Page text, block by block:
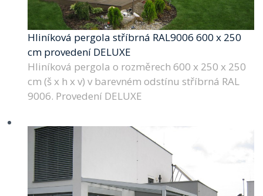
Hliníková pergola stříbrná RAL9006 600 x 250
cm provedení DELUXE
Hliníková pergola o rozměrech 600 x 250 x 250
cm (š x h x v) v barevném odstínu stříbrná RAL
9006. Provedení DELUXE